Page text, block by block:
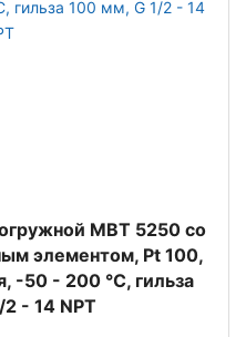
MBT 5250 со
элементом, Pt 100,
-50 - 200 °C, гильза
- 14 NPT